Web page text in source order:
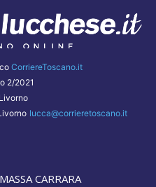
CorriereToscano.it
2/2021
lucca@corrieretoscano.it
MASSA CARRARA